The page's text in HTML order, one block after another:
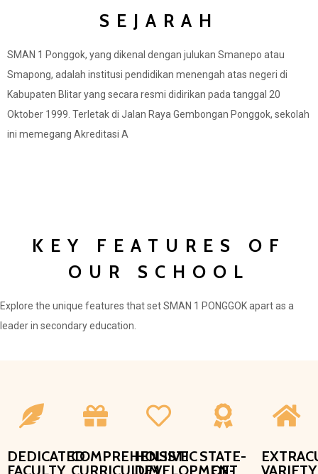
SEJARAH
SMAN 1 Ponggok, yang dikenal dengan julukan Smanepo atau
Smapong, adalah institusi pendidikan menengah atas negeri di
Kabupaten Blitar yang secara resmi didirikan pada tanggal 20
Oktober 1999. Terletak di Jalan Raya Gembongan Ponggok, sekolah
ini memegang Akreditasi A
KEY FEATURES OF
OUR SCHOOL
Explore the unique features that set SMAN 1 PONGGOK apart as a
leader in secondary education.
DEDICATED
FACULTY
COMPREHENSIVE
CURRICULUM
HOLISTIC
DEVELOPMENT
STATE-
OF-
VARIETY